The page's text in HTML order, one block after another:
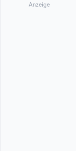
Anzeige